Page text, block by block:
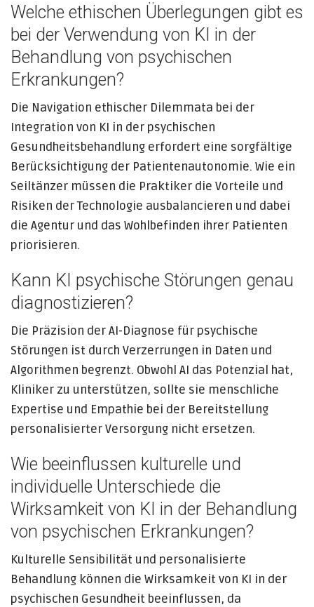
Welche ethischen Überlegungen gibt es
bei der Verwendung von KI in der
Behandlung von psychischen
Erkrankungen?
Die Navigation ethischer Dilemmata bei der
Integration von KI in der psychischen
Gesundheitsbehandlung erfordert eine sorgfältige
Berücksichtigung der Patientenautonomie. Wie ein
Seiltänzer müssen die Praktiker die Vorteile und
Risiken der Technologie ausbalancieren und dabei
die Agentur und das Wohlbefinden ihrer Patienten
priorisieren.
Kann KI psychische Störungen genau
diagnostizieren?
Die Präzision der AI-Diagnose für psychische
Störungen ist durch Verzerrungen in Daten und
Algorithmen begrenzt. Obwohl AI das Potenzial hat,
Kliniker zu unterstützen, sollte sie menschliche
Expertise und Empathie bei der Bereitstellung
personalisierter Versorgung nicht ersetzen.
Wie beeinflussen kulturelle und
individuelle Unterschiede die
Wirksamkeit von KI in der Behandlung
von psychischen Erkrankungen?
Kulturelle Sensibilität und personalisierte
Behandlung können die Wirksamkeit von KI in der
psychischen Gesundheit beeinflussen, da